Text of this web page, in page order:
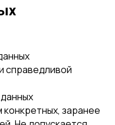
справедливой
заранее